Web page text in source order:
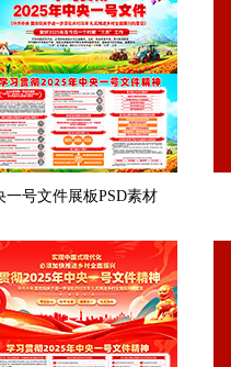
一号文件展板PSD素材